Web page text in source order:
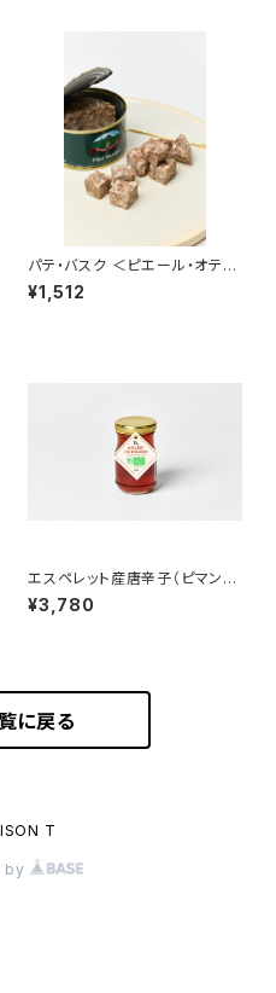
パテ・バスク ＜ピエール・オテイ
ザ＞(フランス・バスク)
¥1,512
エスペレット産唐辛子（ピマンデ
スペレットA.O.P.）パウダー 5
0g
¥3,780
に戻る
T
by